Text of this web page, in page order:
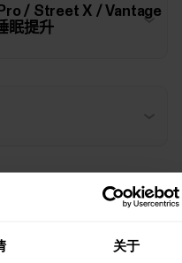
关于
/ Street X / Vantage
眠提升